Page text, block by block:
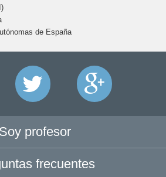
de España
Soy profesor
frecuentes